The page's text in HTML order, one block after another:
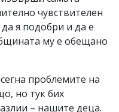
чувствителен
я подобри и да е
му е обещано
проблемите на
но тук бих
– нашите деца.